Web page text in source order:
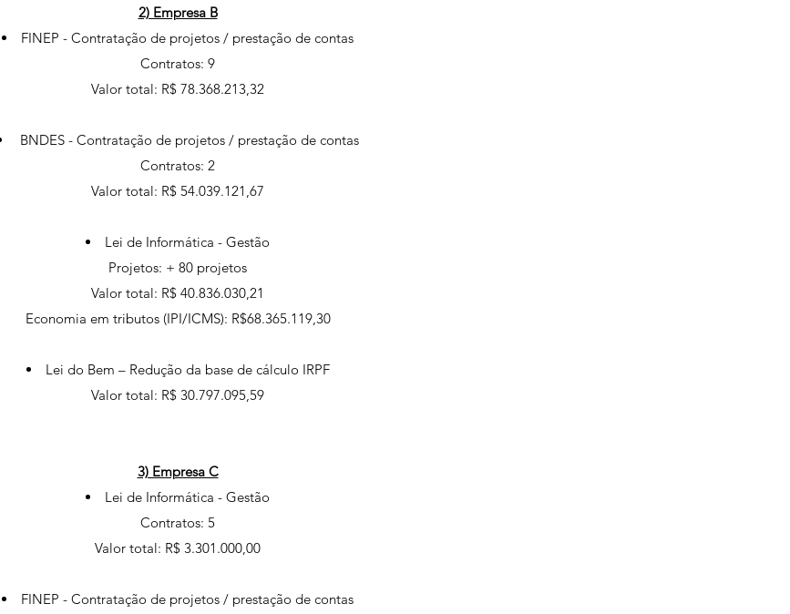
2) Empresa B
FINEP - Contratação de projetos / prestação de contas
Contratos: 9
Valor total: R$ 78.368.213,32
BNDES - Contratação de projetos / prestação de contas
Contratos: 2
Valor total: R$ 54.039.121,67
Lei de Informática - Gestão
Projetos: + 80 projetos
Valor total: R$ 40.836.030,21
Economia em tributos (IPI/ICMS): R$68.365.119,30
Lei do Bem – Redução da base de cálculo IRPF
Valor total: R$ 30.797.095,59
3) Empresa C
Lei de Informática - Gestão
Contratos: 5
Valor total: R$ 3.301.000,00
FINEP - Contratação de projetos / prestação de contas